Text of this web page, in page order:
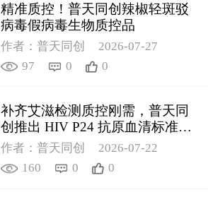
精准质控！普天同创辣椒轻斑驳
病毒假病毒生物质控品
作者：普天同创
2026-07-27
97
0 0
补齐艾滋检测质控刚需，普天同
创推出 HIV P24 抗原血清标准物
质
作者：普天同创
2026-07-22
160
0 0